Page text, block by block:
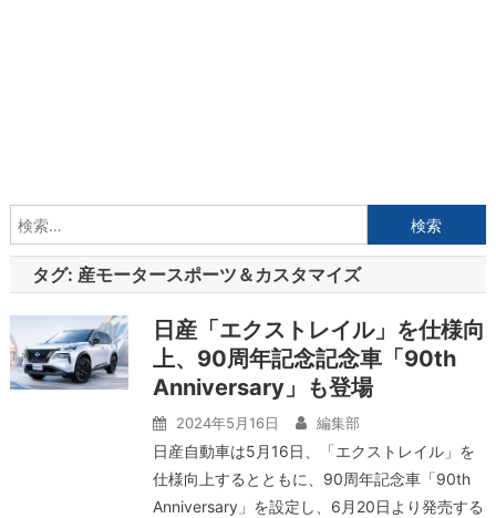
索:
タグ: 産モータースポーツ＆カスタマイズ
日産「エクストレイル」を仕様向
上、90周年記念記念車「90th
Anniversary」も登場
2024年5月16日 編集部
日産自動車は5月16日、「エクストレイル」を
仕様向上するとともに、90周年記念車「90th
Anniversary」を設定し、6月20日より発売する